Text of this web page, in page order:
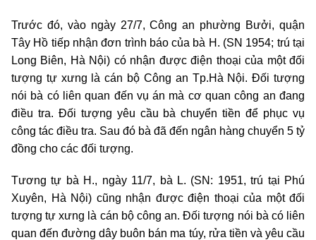
Trước đó, vào ngày 27/7, Công an phường Bưởi, quận
Tây Hồ tiếp nhận đơn trình báo của bà H. (SN 1954; trú tại
Long Biên, Hà Nội) có nhận được điện thoại của một đối
tượng tự xưng là cán bộ Công an Tp.Hà Nội. Đối tượng
nói bà có liên quan đến vụ án mà cơ quan công an đang
điều tra. Đối tượng yêu cầu bà chuyển tiền để phục vụ
công tác điều tra. Sau đó bà đã đến ngân hàng chuyển 5 tỷ
đồng cho các đối tượng.
Tương tự bà H., ngày 11/7, bà L. (SN: 1951, trú tại Phú
Xuyên, Hà Nội) cũng nhận được điện thoại của một đối
tượng tự xưng là cán bộ công an. Đối tượng nói bà có liên
quan đến đường dây buôn bán ma túy, rửa tiền và yêu cầu